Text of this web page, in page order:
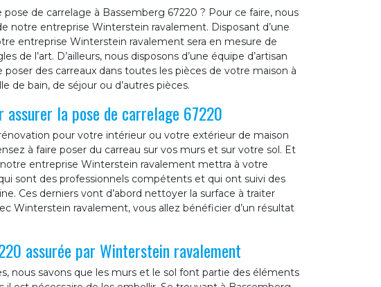
de carrelage à Bassemberg 67220 ? Pour ce faire, nous
notre entreprise Winterstein ravalement. Disposant d’une
entreprise Winterstein ravalement sera en mesure de
de l’art. D’ailleurs, nous disposons d’une équipe d’artisan
des carreaux dans toutes les pièces de votre maison à
de bain, de séjour ou d’autres pièces.
assurer la pose de carrelage 67220
pour votre intérieur ou votre extérieur de maison
à faire poser du carreau sur vos murs et sur votre sol. Et
entreprise Winterstein ravalement mettra à votre
sont des professionnels compétents et qui ont suivi des
Ces derniers vont d’abord nettoyer la surface à traiter
Winterstein ravalement, vous allez bénéficier d’un résultat
assurée par Winterstein ravalement
nous savons que les murs et le sol font partie des éléments